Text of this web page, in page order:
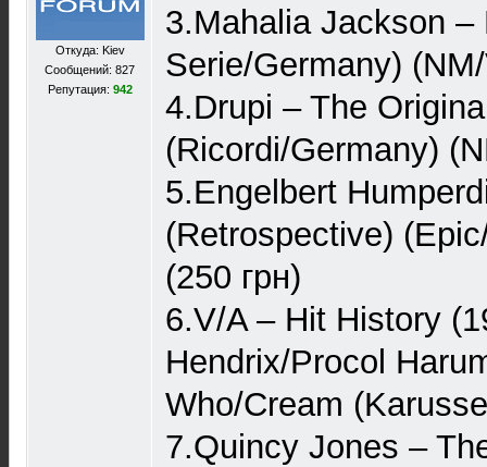
Откуда: Kiev
Сообщений: 827
Репутация: 942
3.Mahalia Jackson
Serie/Germany)
4.Drupi – The
(Ricordi/Germany)
5.Engelbert
(Retrospective)
(250 грн)
6.V/A – Hit History
Hendrix/Procol
Who/Cream
7.Quincy Jones –